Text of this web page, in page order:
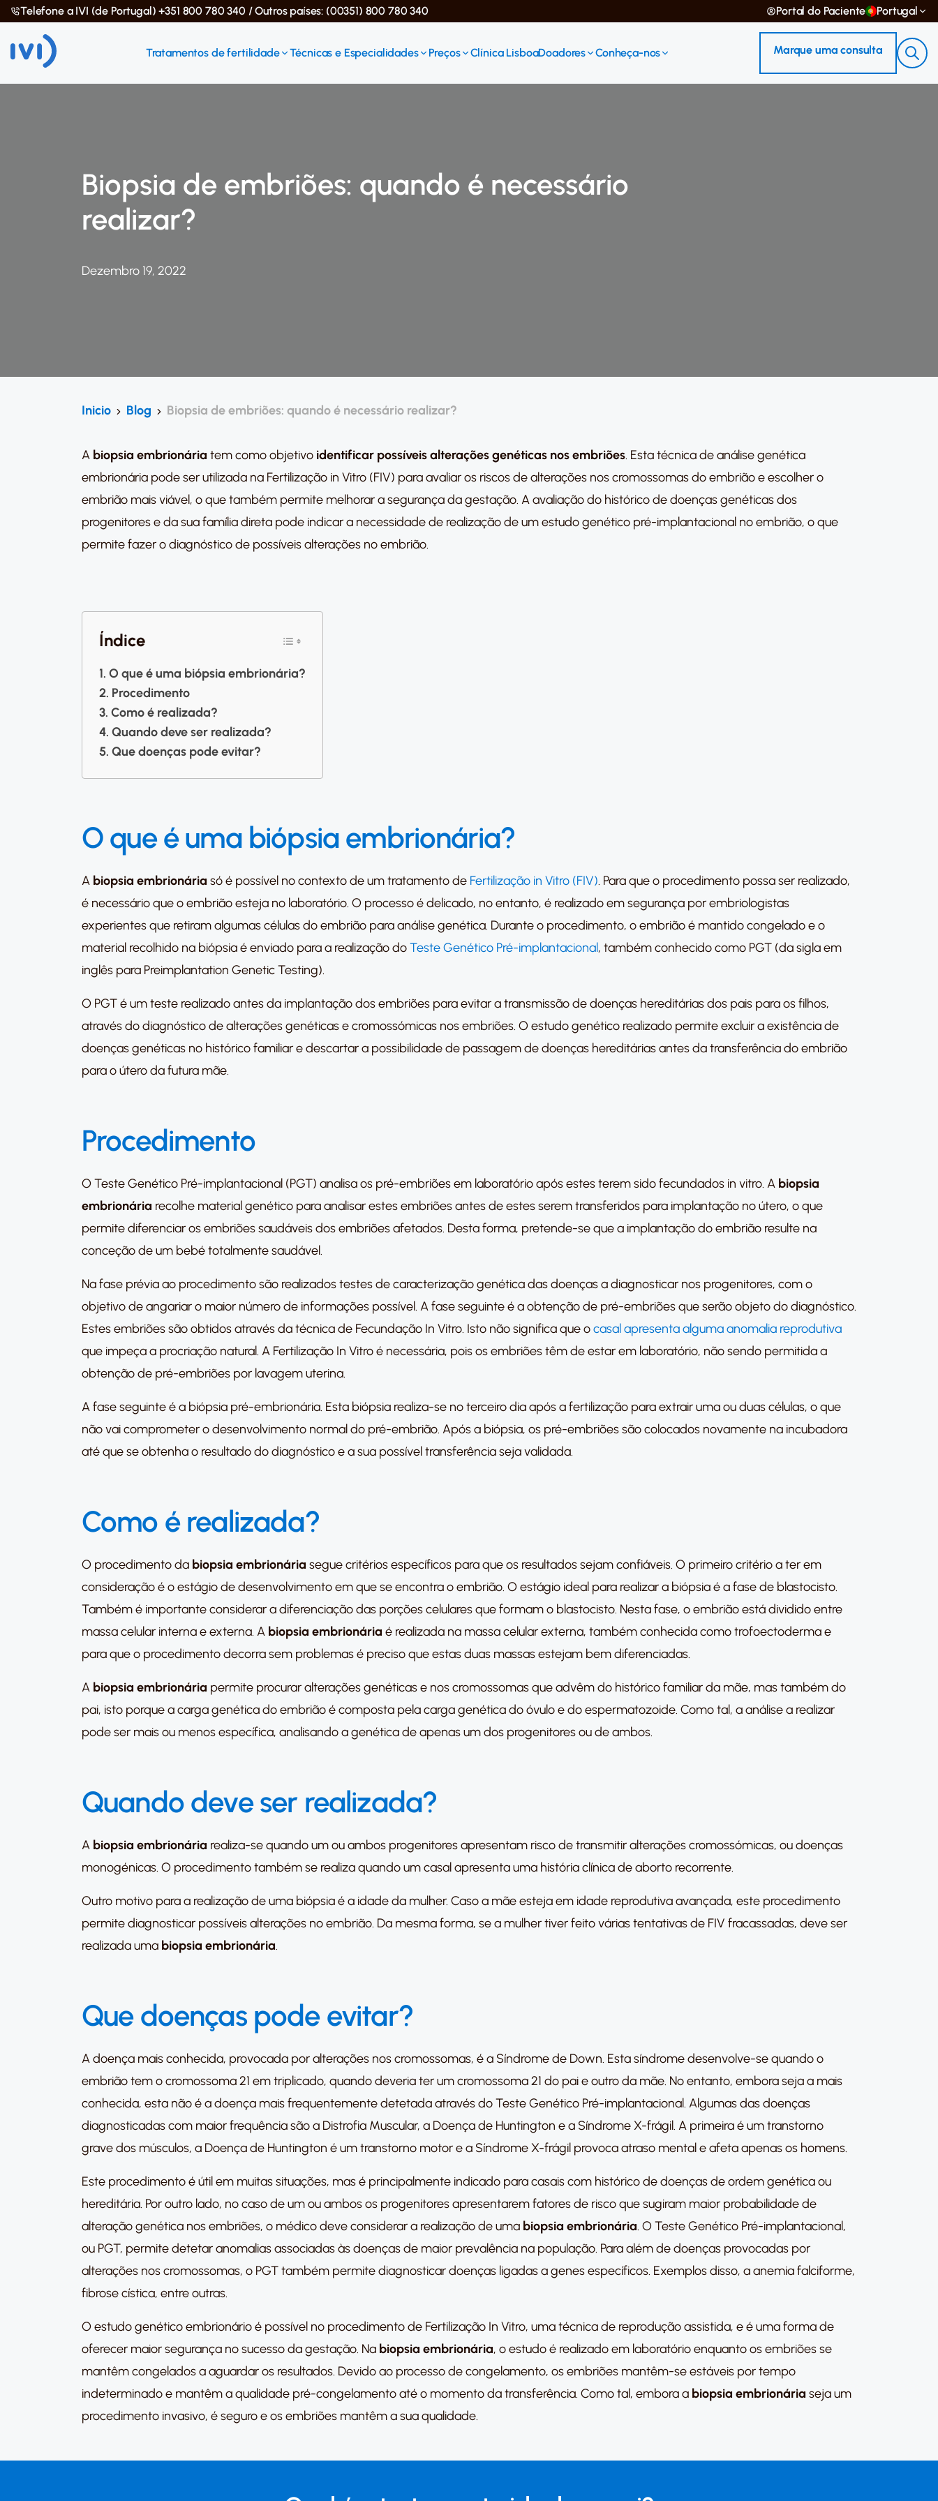
Telefone a IVI (de Portugal) +351 800 780 340 / Outros países: (00351) 800 780 340 Portal do Paciente Portugal
Tratamentos de fertilidade Técnicas e Especialidades Preços Clínica LisboaDoadores Conheça-nos Marque uma consulta
Biopsia de embriões: quando é necessário
realizar?
Dezembro 19, 2022
Inicio Blog Biopsia de embriões: quando é necessário realizar?
A biopsia embrionária tem como objetivo identificar possíveis alterações genéticas nos embriões. Esta técnica de análise genética
embrionária pode ser utilizada na Fertilização in Vitro (FIV) para avaliar os riscos de alterações nos cromossomas do embrião e escolher o
embrião mais viável, o que também permite melhorar a segurança da gestação. A avaliação do histórico de doenças genéticas dos
progenitores e da sua família direta pode indicar a necessidade de realização de um estudo genético pré-implantacional no embrião, o que
permite fazer o diagnóstico de possíveis alterações no embrião.
Índice
O que é uma biópsia embrionária?
Procedimento
Como é realizada?
Quando deve ser realizada?
Que doenças pode evitar?
O que é uma biópsia embrionária?
A biopsia embrionária só é possível no contexto de um tratamento de Fertilização in Vitro (FIV). Para que o procedimento possa ser realizado,
é necessário que o embrião esteja no laboratório. O processo é delicado, no entanto, é realizado em segurança por embriologistas
experientes que retiram algumas células do embrião para análise genética. Durante o procedimento, o embrião é mantido congelado e o
material recolhido na biópsia é enviado para a realização doTeste Genético Pré-implantacional, também conhecido como PGT (da sigla em
inglês para Preimplantation Genetic Testing).
O PGT é um teste realizado antes da implantação dos embriões para evitar a transmissão de doenças hereditárias dos pais para os filhos,
através do diagnóstico de alterações genéticas e cromossómicas nos embriões. O estudo genético realizado permite excluir a existência de
doenças genéticas no histórico familiar e descartar a possibilidade de passagem de doenças hereditárias antes da transferência do embrião
para o útero da futura mãe.
Procedimento
O Teste Genético Pré-implantacional (PGT) analisa os pré-embriões em laboratório após estes terem sido fecundados in vitro. A biopsia
embrionária recolhe material genético para analisar estes embriões antes de estes serem transferidos para implantação no útero, o que
permite diferenciar os embriões saudáveis dos embriões afetados. Desta forma, pretende-se que a implantação do embrião resulte na
conceção de um bebé totalmente saudável.
Na fase prévia ao procedimento são realizados testes de caracterização genética das doenças a diagnosticar nos progenitores, com o
objetivo de angariar o maior número de informações possível. A fase seguinte é a obtenção de pré-embriões que serão objeto do diagnóstico.
Estes embriões são obtidos através da técnica de Fecundação In Vitro. Isto não significa que ocasal apresenta alguma anomalia reprodutiva
que impeça a procriação natural. A Fertilização In Vitro é necessária, pois os embriões têm de estar em laboratório, não sendo permitida a
obtenção de pré-embriões por lavagem uterina.
A fase seguinte é a biópsia pré-embrionária. Esta biópsia realiza-se no terceiro dia após a fertilização para extrair uma ou duas células, o que
não vai comprometer o desenvolvimento normal do pré-embrião. Após a biópsia, os pré-embriões são colocados novamente na incubadora
até que se obtenha o resultado do diagnóstico e a sua possível transferência seja validada.
Como é realizada?
O procedimento da biopsia embrionária segue critérios específicos para que os resultados sejam confiáveis. O primeiro critério a ter em
consideração é o estágio de desenvolvimento em que se encontra o embrião. O estágio ideal para realizar a biópsia é a fase de blastocisto.
Também é importante considerar a diferenciação das porções celulares que formam o blastocisto. Nesta fase, o embrião está dividido entre
massa celular interna e externa. A biopsia embrionária é realizada na massa celular externa, também conhecida como trofoectoderma e
para que o procedimento decorra sem problemas é preciso que estas duas massas estejam bem diferenciadas.
A biopsia embrionária permite procurar alterações genéticas e nos cromossomas que advêm do histórico familiar da mãe, mas também do
pai, isto porque a carga genética do embrião é composta pela carga genética do óvulo e do espermatozoide. Como tal, a análise a realizar
pode ser mais ou menos específica, analisando a genética de apenas um dos progenitores ou de ambos.
Quando deve ser realizada?
A biopsia embrionária realiza-se quando um ou ambos progenitores apresentam risco de transmitir alterações cromossómicas, ou doenças
monogénicas. O procedimento também se realiza quando um casal apresenta uma história clínica de aborto recorrente.
Outro motivo para a realização de uma biópsia é a idade da mulher. Caso a mãe esteja em idade reprodutiva avançada, este procedimento
permite diagnosticar possíveis alterações no embrião. Da mesma forma, se a mulher tiver feito várias tentativas de FIV fracassadas, deve ser
realizada uma biopsia embrionária.
Que doenças pode evitar?
A doença mais conhecida, provocada por alterações nos cromossomas, é a Síndrome de Down. Esta síndrome desenvolve-se quando o
embrião tem o cromossoma 21 em triplicado, quando deveria ter um cromossoma 21 do pai e outro da mãe. No entanto, embora seja a mais
conhecida, esta não é a doença mais frequentemente detetada através do Teste Genético Pré-implantacional. Algumas das doenças
diagnosticadas com maior frequência são a Distrofia Muscular, a Doença de Huntington e a Síndrome X-frágil. A primeira é um transtorno
grave dos músculos, a Doença de Huntington é um transtorno motor e a Síndrome X-frágil provoca atraso mental e afeta apenas os homens.
Este procedimento é útil em muitas situações, mas é principalmente indicado para casais com histórico de doenças de ordem genética ou
hereditária. Por outro lado, no caso de um ou ambos os progenitores apresentarem fatores de risco que sugiram maior probabilidade de
alteração genética nos embriões, o médico deve considerar a realização de uma biopsia embrionária. O Teste Genético Pré-implantacional,
ou PGT, permite detetar anomalias associadas às doenças de maior prevalência na população. Para além de doenças provocadas por
alterações nos cromossomas, o PGT também permite diagnosticar doenças ligadas a genes específicos. Exemplos disso, a anemia falciforme,
fibrose cística, entre outras.
O estudo genético embrionário é possível no procedimento de Fertilização In Vitro, uma técnica de reprodução assistida, e é uma forma de
oferecer maior segurança no sucesso da gestação. Na biopsia embrionária, o estudo é realizado em laboratório enquanto os embriões se
mantêm congelados a aguardar os resultados. Devido ao processo de congelamento, os embriões mantêm-se estáveis por tempo
indeterminado e mantêm a qualidade pré-congelamento até o momento da transferência. Como tal, embora a biopsia embrionária seja um
procedimento invasivo, é seguro e os embriões mantêm a sua qualidade.